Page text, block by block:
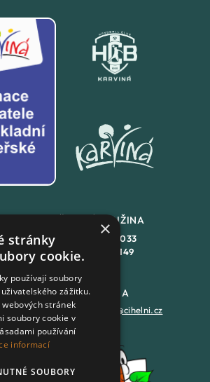
032
150
ŠKOLNÍ DRUŽINA
558 846 033
+420
702 167 149
PODATELNA
epodatelna@cihelni.cz
×
stránky
cookie.
používají soubory
zážitku.
stránek
soubory cookie v
používání
informací
SOUBORY